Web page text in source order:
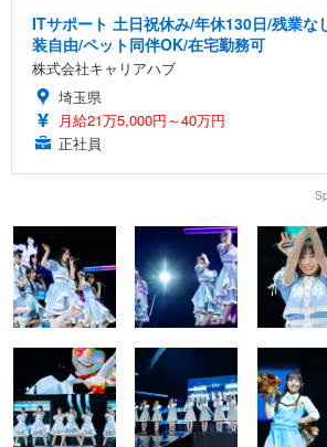
ITサポート 土日祝休み/年休130日/残業な
装自由/ペット同伴OK/在宅勤務可
株式会社キャリアハブ
埼玉県
月給21万5,000円～40万円
正社員